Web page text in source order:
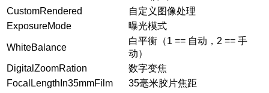
CustomRendered
自定义图像处理
ExposureMode
曝光模式
WhiteBalance
白平衡（1 == 自动，2 == 手
动）
DigitalZoomRation
数字变焦
FocalLengthIn35mmFilm
35毫米胶片焦距